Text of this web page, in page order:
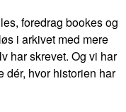
foredrag bookes og
i arkivet med mere
har skrevet. Og vi har
hvor historien har